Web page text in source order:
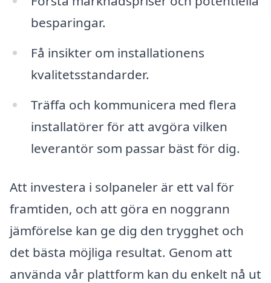
besparingar.
Få insikter om installationens
kvalitetsstandarder.
Träffa och kommunicera med flera
installatörer för att avgöra vilken
leverantör som passar bäst för dig.
Att investera i solpaneler är ett val för
framtiden, och att göra en noggrann
jämförelse kan ge dig den trygghet och
det bästa möjliga resultat. Genom att
använda vår plattform kan du enkelt nå ut